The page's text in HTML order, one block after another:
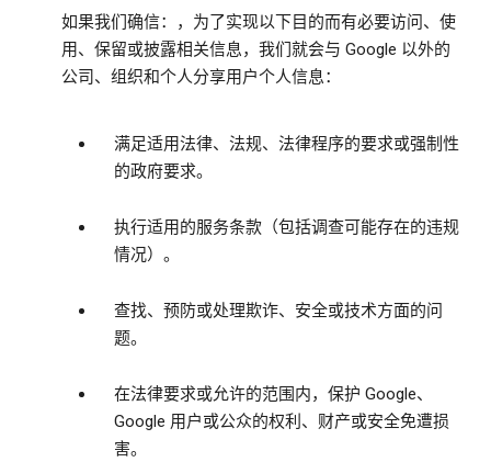
如果我们确信：，为了实现以下目的而有必要访问、使
用、保留或披露相关信息，我们就会与 Google 以外的
公司、组织和个人分享用户个人信息：
满足适用法律、法规、法律程序的要求或强制性
的政府要求。
执行适用的服务条款（包括调查可能存在的违规
情况）。
查找、预防或处理欺诈、安全或技术方面的问
题。
在法律要求或允许的范围内，保护 Google、
Google 用户或公众的权利、财产或安全免遭损
害。